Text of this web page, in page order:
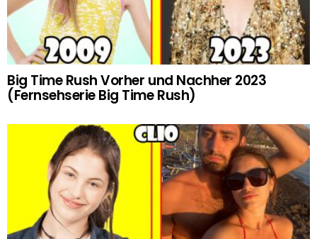
Big Time Rush Vorher und Nachher 2023
(Fernsehserie Big Time Rush)